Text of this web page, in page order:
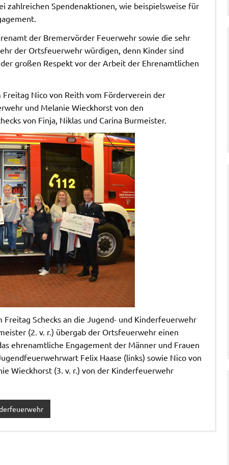
zahlreichen Spendenaktionen, wie beispielsweise für
der Bremervörder Feuerwehr sowie die sehr
der Ortsfeuerwehr würdigen, denn Kinder sind
großen Respekt vor der Arbeit der Ehrenamtlichen
Nico von Reith vom Förderverein der
und Melanie Wieckhorst von den
von Finja, Niklas und Carina Burmeister.
Schecks an die Jugend- und Kinderfeuerwehr
(2. v. r.) übergab der Ortsfeuerwehr einen
ehrenamtliche Engagement der Männer und Frauen
Felix Haase (links) sowie Nico von
Wieckhorst (3. v. r.) von der Kinderfeuerwehr